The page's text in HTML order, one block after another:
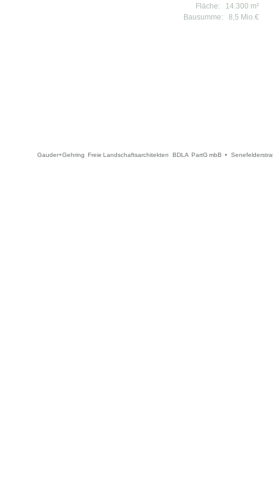
Fläche:
14.300 m²
Bausumme:
8,5 Mio.€
Gauder+Gehring Freie Landschaftsarchitekten BDLA PartG mbB •